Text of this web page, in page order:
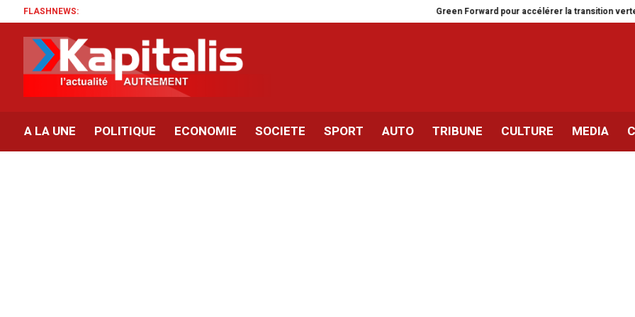
FLASHNEWS: Green Forward pour accélérer la transition verte en
A LA UNE POLITIQUE ECONOMIE SOCIETE SPORT AUTO TRIBUNE CULTURE MEDIA